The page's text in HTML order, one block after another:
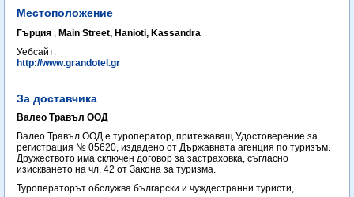
Местоположение
Гърция , Main Street, Hanioti, Kassandra
Уебсайт:
http://www.grandotel.gr
За доставчика
Валео Травъл ООД
Валео Травъл ООД е туроператор, притежаващ Удостоверение за
регистрация № 05620, издадено от Държавната агенция по туризъм.
Дружеството има сключен договор за застраховка, съгласно
изискването на чл. 42 от Закона за туризма.
Туроператорът обслужва български и чуждестранни туристи,